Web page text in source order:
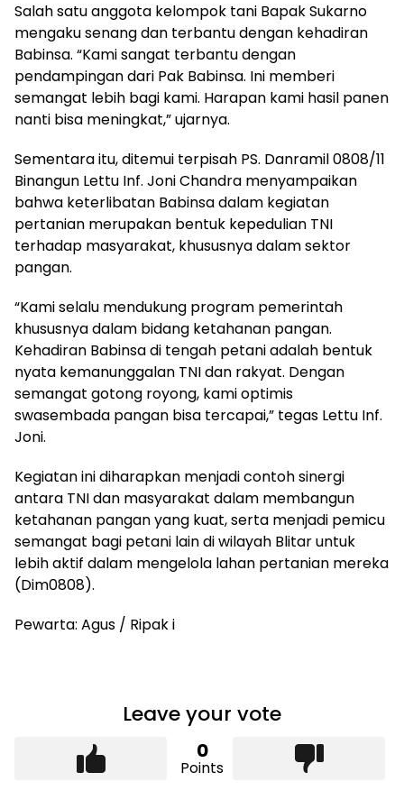
Salah satu anggota kelompok tani Bapak Sukarno
mengaku senang dan terbantu dengan kehadiran
Babinsa. “Kami sangat terbantu dengan
pendampingan dari Pak Babinsa. Ini memberi
semangat lebih bagi kami. Harapan kami hasil panen
nanti bisa meningkat,” ujarnya.
Sementara itu, ditemui terpisah PS. Danramil 0808/11
Binangun Lettu Inf. Joni Chandra menyampaikan
bahwa keterlibatan Babinsa dalam kegiatan
pertanian merupakan bentuk kepedulian TNI
terhadap masyarakat, khususnya dalam sektor
pangan.
“Kami selalu mendukung program pemerintah
khususnya dalam bidang ketahanan pangan.
Kehadiran Babinsa di tengah petani adalah bentuk
nyata kemanunggalan TNI dan rakyat. Dengan
semangat gotong royong, kami optimis
swasembada pangan bisa tercapai,” tegas Lettu Inf.
Joni.
Kegiatan ini diharapkan menjadi contoh sinergi
antara TNI dan masyarakat dalam membangun
ketahanan pangan yang kuat, serta menjadi pemicu
semangat bagi petani lain di wilayah Blitar untuk
lebih aktif dalam mengelola lahan pertanian mereka
(Dim0808).
Pewarta: Agus / Ripak i
Leave your vote
0
Points